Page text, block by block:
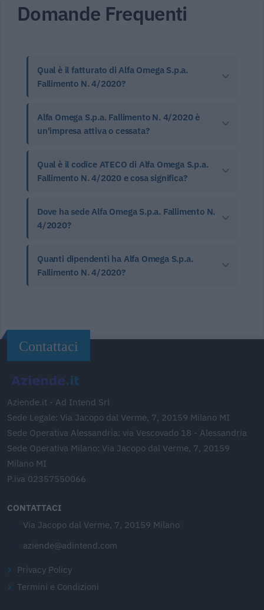
Domande Frequenti
Qual è il fatturato di Alfa Omega S.p.a.
Fallimento N. 4/2020?
Alfa Omega S.p.a. Fallimento N. 4/2020 è
un'impresa attiva o cessata?
Qual è il codice ATECO di Alfa Omega S.p.a.
Fallimento N. 4/2020 e cosa significa?
Dove ha sede Alfa Omega S.p.a. Fallimento N.
4/2020?
Quanti dipendenti ha Alfa Omega S.p.a.
Fallimento N. 4/2020?
Contattaci
Aziende.it - Ad Intend Srl
Sede Legale: Via Jacopo dal Verme, 7, 20159 Milano MI
Sede Operativa Alessandria: via Vescovado 18 - Alessandria
Sede Operativa Milano: Via Jacopo dal Verme, 7, 20159
Milano MI
P.iva 02357550066
CONTATTACI
Via Jacopo dal Verme, 7, 20159 Milano
aziende@adintend.com
Privacy Policy
Termini e Condizioni